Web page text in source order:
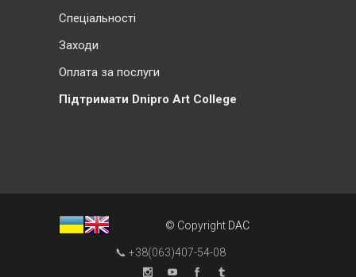
Cпеціальності
Заходи
Оплата за послуги
Підтримати Dnipro Art College
© Copyright DAC
📞 +38(063)407-54-08